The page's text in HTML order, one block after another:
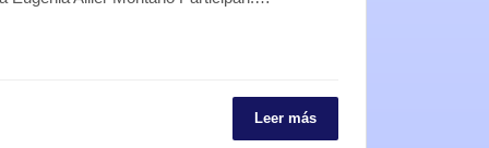
Leer más